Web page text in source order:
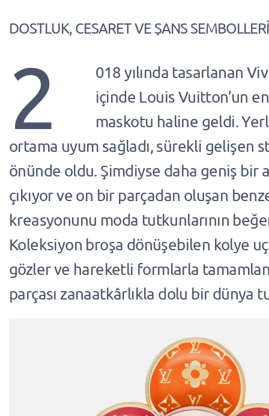
DOSTLUK, CESARET VE ŞANS
2
018 yılında tasarlanan
içinde Louis Vuitton’un
maskotu haline geldi.
ortama uyum sağladı, sürekli gelişen
önünde oldu. Şimdiyse daha geniş bir
çıkıyor ve on bir parçadan oluşan
kreasyonunu moda tutkunlarının
Koleksiyon broşa dönüşebilen kolye
gözler ve hareketli formlarla
parçası zanaatkârlıkla dolu bir dünya